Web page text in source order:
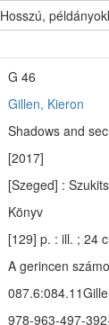
Hosszú,
G 46
Gillen, Kieron
Shadows and
[2017]
[Szeged] :
Könyv
[129] p. : ill. ; 24
A gerincen
978-963-497-